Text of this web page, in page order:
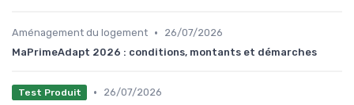
Aménagement du logement •
26/07/2026
MaPrimeAdapt 2026 : conditions, montants et démarches
Test Produit •
26/07/2026